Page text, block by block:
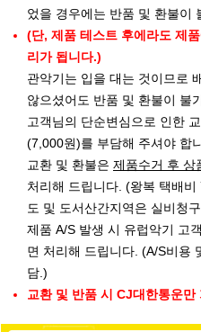
었을 경우에는 반품 및 환불이
(단, 제품 테스트 후에라도 제
리가 됩니다.)
관악기는 입을 대는 것이므로
않으셨어도 반품 및 환불이 불
고객님의 단순변심으로 인한
(7,000원)를 부담해 주셔야 합
교환 및 환불은 제품수거 후 상
처리해 드립니다. (왕복 택배
도 및 도서산간지역은 실비청
제품 A/S 발생 시 유럽악기 고
면 처리해 드립니다. (A/S비용
담.)
교환 및 반품 시 CJ대한통운만